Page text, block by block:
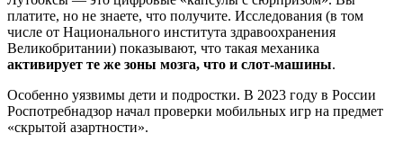
платите, но не знаете, что получите. Исследования (в том
числе от Национального института здравоохранения
Великобритании) показывают, что такая механика
активирует те же зоны мозга, что и слот-машины.
Особенно уязвимы дети и подростки. В 2023 году в России
Роспотребнадзор начал проверки мобильных игр на предмет
«скрытой азартности».